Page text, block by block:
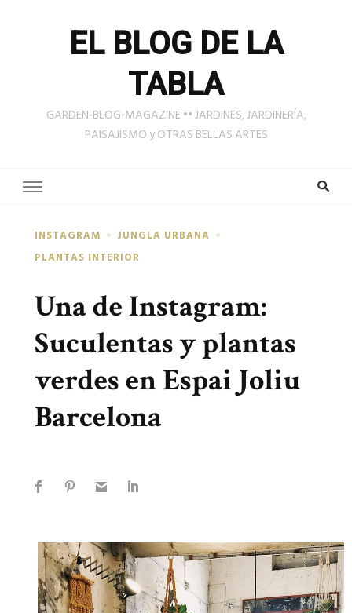
EL BLOG DE LA
TABLA
GARDEN-BLOG-MAGAZINE •• JARDINES, JARDINERÍA,
PAISAJISMO y OTRAS BELLAS ARTES
INSTAGRAM
JUNGLA URBANA
PLANTAS INTERIOR
Una de Instagram:
Suculentas y plantas
verdes en Espai Joliu
Barcelona